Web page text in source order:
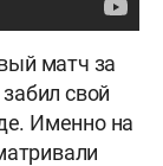
матч за
свой
Именно на